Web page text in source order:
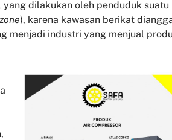
dilakukan oleh penduduk suatu
), karena kawasan berikat
menjadi industri yang menjual